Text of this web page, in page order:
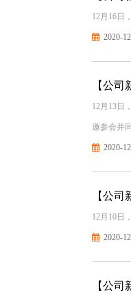
12月16日
2020-
【公
12月13日
邀参会并
2020-
【公
12月10日
2020-
【公